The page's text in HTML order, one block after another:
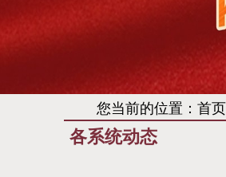
您当前的位置： 首页
各系统动态